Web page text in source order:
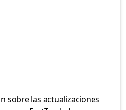
sobre las actualizaciones